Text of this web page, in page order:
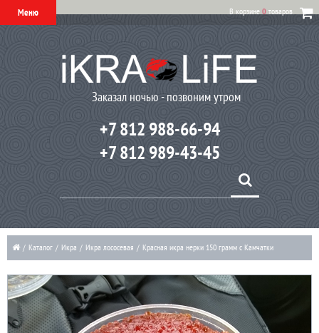
Меню В корзине 0 товаров
Заказал ночью - позвоним утром
+7 812 988-66-94
+7 812 989-43-45
/ Каталог / Икра / Икра лососевая / Красная икра нерки 150 грамм с Камчатки